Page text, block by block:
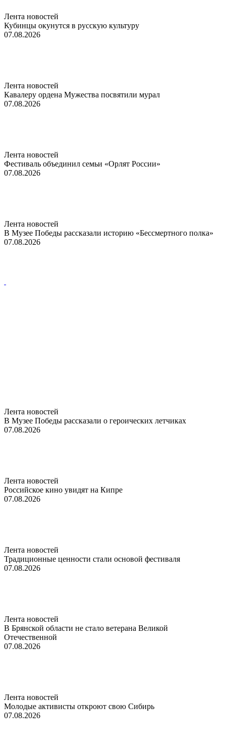
Лента новостей
Кубинцы окунутся в русскую культуру
07.08.2026
Лента новостей
Кавалеру ордена Мужества посвятили мурал
07.08.2026
Лента новостей
Фестиваль объединил семьи «Орлят России»
07.08.2026
Лента новостей
В Музее Победы рассказали историю «Бессмертного полка»
07.08.2026
Лента новостей
В Музее Победы рассказали о героических летчиках
07.08.2026
Лента новостей
Российское кино увидят на Кипре
07.08.2026
Лента новостей
Традиционные ценности стали основой фестиваля
07.08.2026
Лента новостей
В Брянской области не стало ветерана Великой
Отечественной
07.08.2026
Лента новостей
Молодые активисты откроют свою Сибирь
07.08.2026